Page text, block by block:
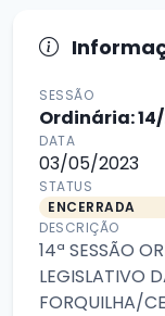
SESSÃO
Ordinária:
DATA
03/05/2023
STATUS
ENCERRADA
DESCRIÇÃO
14ª SESSÃO
LEGISLATIVO
FORQUILHA/CE